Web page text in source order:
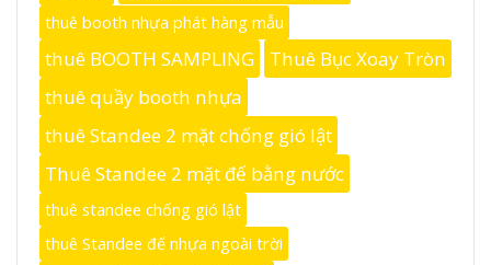
thuê booth nhựa phát hàng mẫu
thuê BOOTH SAMPLING
Thuê Bục Xoay Tròn
thuê quầy booth nhựa
thuê Standee 2 mặt chống gió lật
Thuê Standee 2 mặt đế bằng nước
thuê standee chống gió lật
thuê Standee đế nhựa ngoài trời